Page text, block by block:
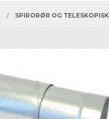
SPIRORØR OG